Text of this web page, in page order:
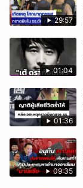
29:57
01:04
01:36
09:35